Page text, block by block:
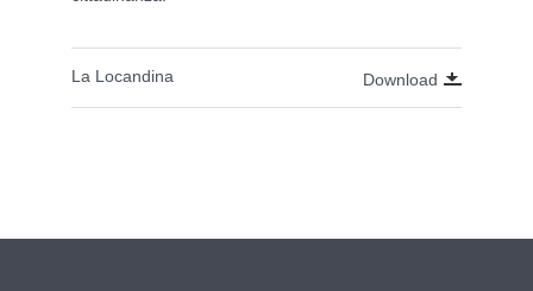
La Locandina Download